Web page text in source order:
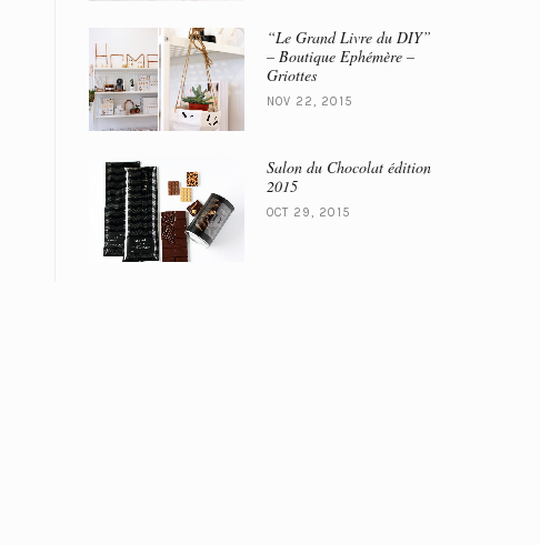
“Le Grand Livre du DIY”
– Boutique Ephémère –
Griottes
NOV 22, 2015
Salon du Chocolat édition
2015
OCT 29, 2015